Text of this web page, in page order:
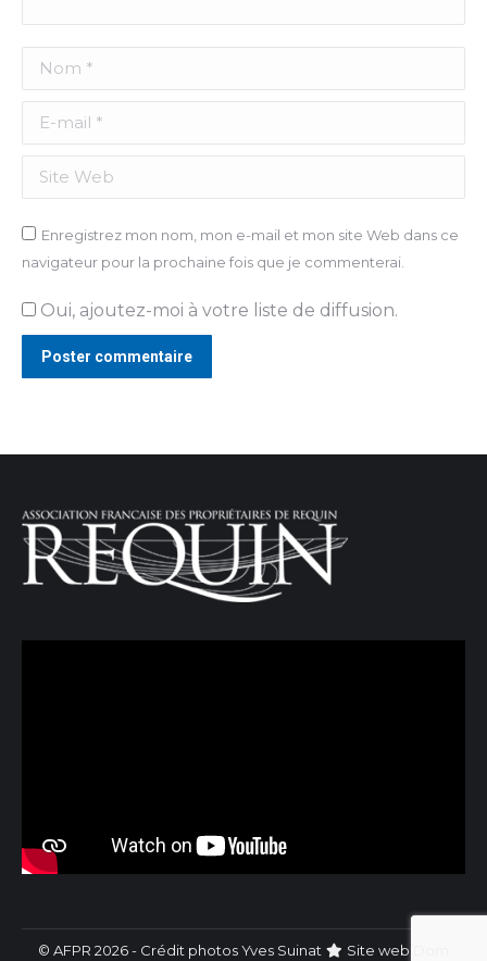
Nom *
E-mail *
Site Web
Enregistrez mon nom, mon e-mail et mon site Web dans ce
navigateur pour la prochaine fois que je commenterai.
Oui, ajoutez-moi à votre liste de diffusion.
Poster commentaire
© AFPR 2026 - Crédit photos Yves Suinat Site web